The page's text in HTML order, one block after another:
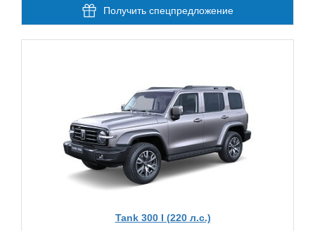
Получить спецпредложение
Tank 300 I (220 л.с.)